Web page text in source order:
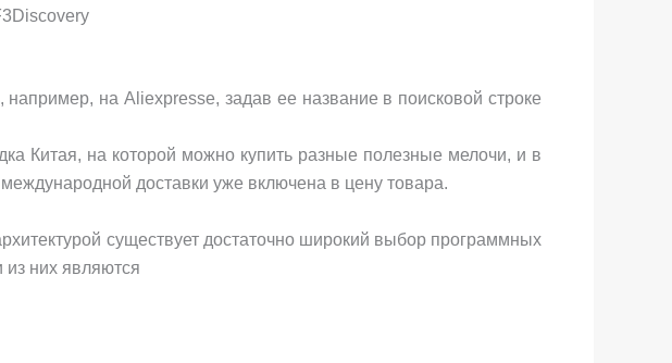
на Aliexpresse, задав ее название в поисковой строке
Китая, на которой можно купить разные полезные мелочи, и в
доставки уже включена в цену товара.
существует достаточно широкий выбор программных
них являются